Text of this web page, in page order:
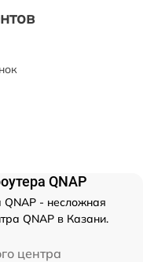
QNAP
- несложная
QNAP в Казани.
центра